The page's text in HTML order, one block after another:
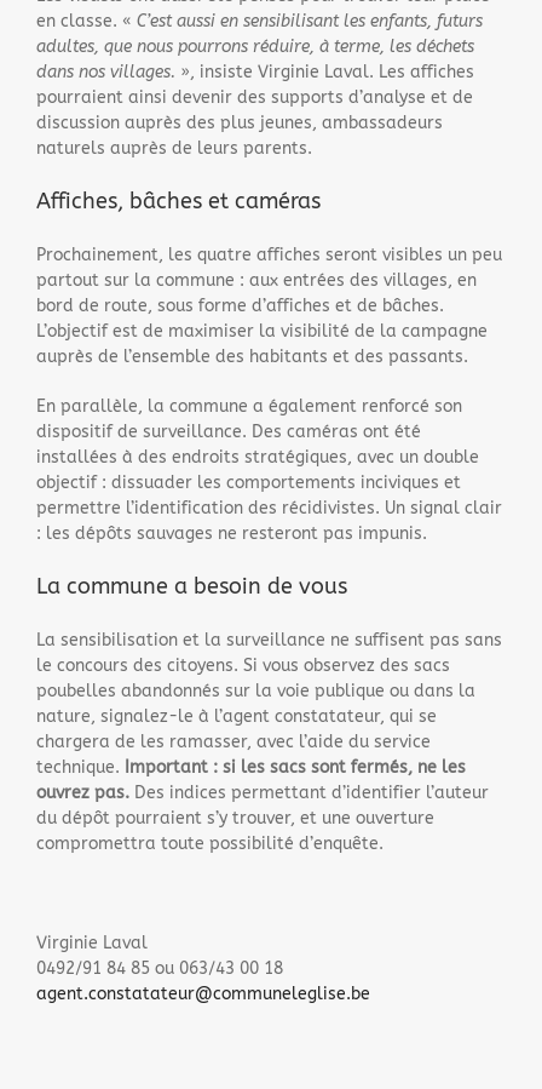
en classe. « C’est aussi en sensibilisant les enfants, futurs
adultes, que nous pourrons réduire, à terme, les déchets
dans nos villages. », insiste Virginie Laval. Les affiches
pourraient ainsi devenir des supports d’analyse et de
discussion auprès des plus jeunes, ambassadeurs
naturels auprès de leurs parents.
Affiches, bâches et caméras
Prochainement, les quatre affiches seront visibles un peu
partout sur la commune : aux entrées des villages, en
bord de route, sous forme d’affiches et de bâches.
L’objectif est de maximiser la visibilité de la campagne
auprès de l’ensemble des habitants et des passants.
En parallèle, la commune a également renforcé son
dispositif de surveillance. Des caméras ont été
installées à des endroits stratégiques, avec un double
objectif : dissuader les comportements inciviques et
permettre l’identification des récidivistes. Un signal clair
: les dépôts sauvages ne resteront pas impunis.
La commune a besoin de vous
La sensibilisation et la surveillance ne suffisent pas sans
le concours des citoyens. Si vous observez des sacs
poubelles abandonnés sur la voie publique ou dans la
nature, signalez-le à l’agent constatateur, qui se
chargera de les ramasser, avec l’aide du service
technique. Important : si les sacs sont fermés, ne les
ouvrez pas.Des indices permettant d’identifier l’auteur
du dépôt pourraient s’y trouver, et une ouverture
compromettra toute possibilité d’enquête.
Virginie Laval
0492/91 84 85 ou 063/43 00 18
agent.constatateur@communeleglise.be